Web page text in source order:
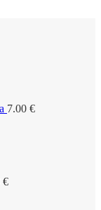
7.00 €
€